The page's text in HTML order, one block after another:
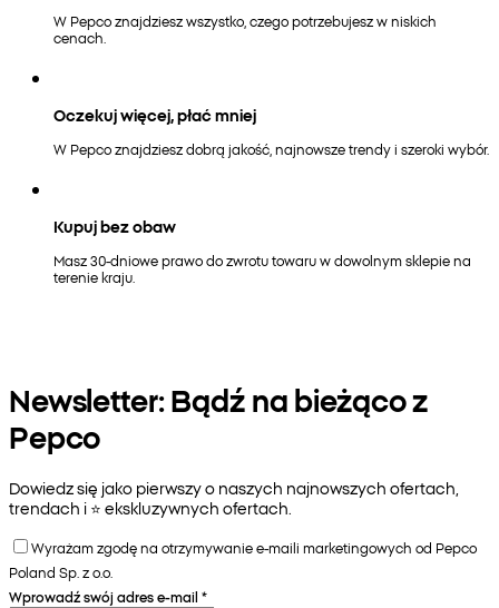
W Pepco znajdziesz wszystko, czego potrzebujesz w niskich
cenach.
Oczekuj więcej, płać mniej
W Pepco znajdziesz dobrą jakość, najnowsze trendy i szeroki wybór.
Kupuj bez obaw
Masz 30-dniowe prawo do zwrotu towaru w dowolnym sklepie na
terenie kraju.
Newsletter: Bądź na bieżąco z
Pepco
Dowiedz się jako pierwszy o naszych najnowszych ofertach,
trendach i ⭐️ ekskluzywnych ofertach.
Wyrażam zgodę na otrzymywanie e-maili marketingowych od Pepco
Poland Sp. z o.o.
Wprowadź swój adres e-mail *